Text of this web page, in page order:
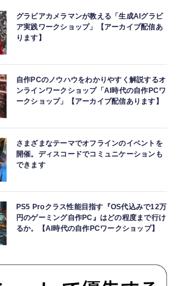
グラビアカメラマンが教える「生成AIグラビ
ア実践ワークショップ」【アーカイブ配信あ
ります】
自作PCのノウハウをわかりやすく解説するオ
ンラインワークショップ「AI時代の自作PCワ
ークショップ」【アーカイブ配信あります】
さまざまなテーマでオフラインのイベントを
開催。ディスコードでコミュニケーションも
できます
PS5 Proクラス性能目指す『OS代込みで12万
円のゲーミング自作PC』はどの程度まで行け
るか。【AI時代の自作PCワークショップ】